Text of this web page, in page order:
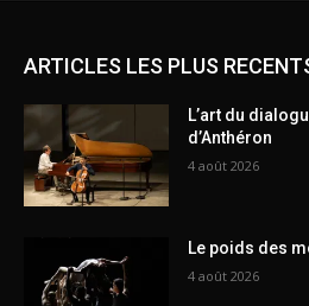
ARTICLES LES PLUS
L’art du
d’Anthéron
4 août 2026
Le poids des
4 août 2026